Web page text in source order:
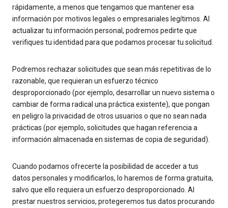
rápidamente, a menos que tengamos que mantener esa
información por motivos legales o empresariales legítimos. Al
actualizar tu información personal, podremos pedirte que
verifiques tu identidad para que podamos procesar tu solicitud.
Podremos rechazar solicitudes que sean más repetitivas de lo
razonable, que requieran un esfuerzo técnico
desproporcionado (por ejemplo, desarrollar un nuevo sistema o
cambiar de forma radical una práctica existente), que pongan
en peligro la privacidad de otros usuarios o que no sean nada
prácticas (por ejemplo, solicitudes que hagan referencia a
información almacenada en sistemas de copia de seguridad).
Cuando podamos ofrecerte la posibilidad de acceder a tus
datos personales y modificarlos, lo haremos de forma gratuita,
salvo que ello requiera un esfuerzo desproporcionado. Al
prestar nuestros servicios, protegeremos tus datos procurando